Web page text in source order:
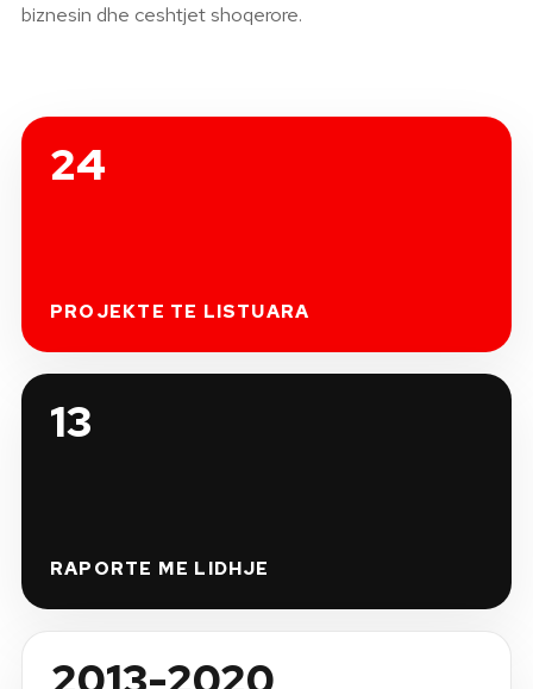
biznesin dhe ceshtjet shoqerore.
24
PROJEKTE TE LISTUARA
13
RAPORTE ME LIDHJE